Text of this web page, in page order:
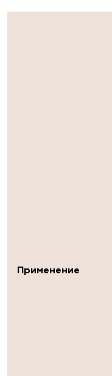
Применение